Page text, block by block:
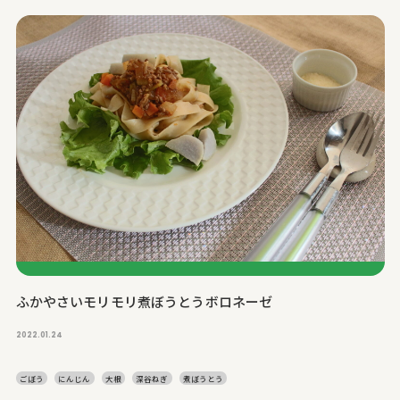
ふかやさいモリモリ煮ぼうとうボロネーゼ
2022.01.24
ごぼう にんじん 大根 深谷ねぎ 煮ぼうとう